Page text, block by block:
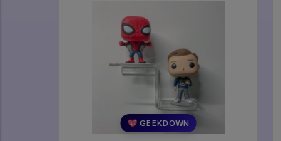
💖 GEEKDOWN